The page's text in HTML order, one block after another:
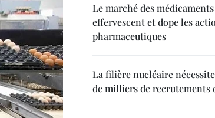
Le marché des
effervescent et dope les
pharmaceutiques
La filière nucléaire
de milliers de recrutements